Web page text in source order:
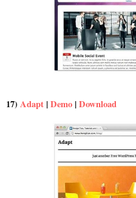
17)Adapt |Demo |Download